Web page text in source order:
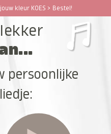
kleur KOES > Bestel!
persoonlijke